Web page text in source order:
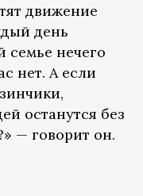
движение
день
семье нечего
нет. А если
останутся без
— говорит он.